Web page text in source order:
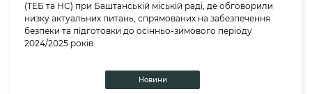
(ТЕБ та НС) при Баштанській міській раді, де обговорили
низку актуальних питань, спрямованих на забезпечення
безпеки та підготовки до осінньо-зимового періоду
2024/2025 років.
Новини